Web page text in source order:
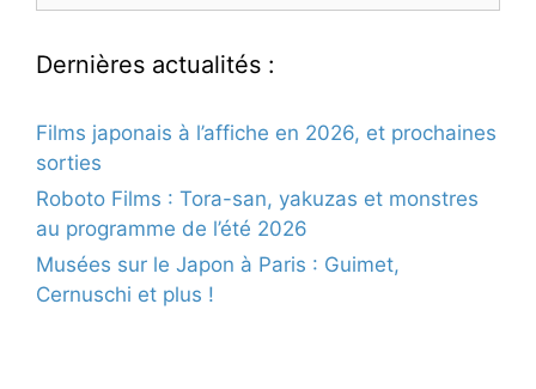
Dernières actualités :
Films japonais à l’affiche en 2026, et prochaines
sorties
Roboto Films : Tora-san, yakuzas et monstres
au programme de l’été 2026
Musées sur le Japon à Paris : Guimet,
Cernuschi et plus !